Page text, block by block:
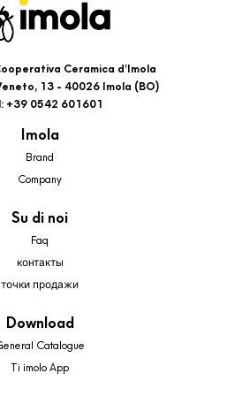
Ceramica d’Imola
13 - 40026 Imola (BO)
+39 0542 601601
Imola
Brand
Company
Su di noi
Faq
контакты
точки продажи
Download
Catalogue
Ti imolo App